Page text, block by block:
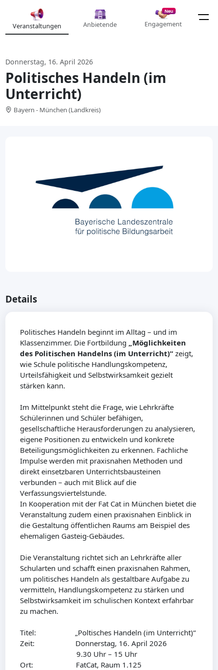
Veranstaltungen Anbietende
Neu
Engagement
Donnerstag, 16. April 2026
Politisches Handeln (im
Unterricht)
Bayern - München (Landkreis)
Details
Politisches Handeln beginnt im Alltag – und im
Klassenzimmer. Die Fortbildung
„Möglichkeiten
des Politischen Handelns (im Unterricht)“ zeigt,
wie Schule politische Handlungskompetenz,
Urteilsfähigkeit und Selbstwirksamkeit gezielt
stärken kann.
Im Mittelpunkt steht die Frage, wie Lehrkräfte
Schülerinnen und Schüler befähigen,
gesellschaftliche Herausforderungen zu analysieren,
eigene Positionen zu entwickeln und konkrete
Beteiligungsmöglichkeiten zu erkennen. Fachliche
Impulse werden mit praxisnahen Methoden und
direkt einsetzbaren Unterrichtsbausteinen
verbunden – auch mit Blick auf die
Verfassungsviertelstunde.
In Kooperation mit der Fat Cat in München bietet die
Veranstaltung zudem einen praxisnahen Einblick in
die Gestaltung öffentlichen Raums am Beispiel des
ehemaligen Gasteig-Gebäudes.
Die Veranstaltung richtet sich an Lehrkräfte aller
Schularten und schafft einen praxisnahen Rahmen,
um politisches Handeln als gestaltbare Aufgabe zu
vermitteln, Handlungskompetenz zu stärken und
Selbstwirksamkeit im schulischen Kontext erfahrbar
zu machen.
Titel: „Poltisches Handeln (im Unterricht)“
Zeit: Donnerstag, 16. April 2026
9.30 Uhr – 15 Uhr
Ort: FatCat, Raum 1.125